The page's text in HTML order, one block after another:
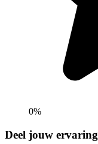
0%
Deel jouw ervaring